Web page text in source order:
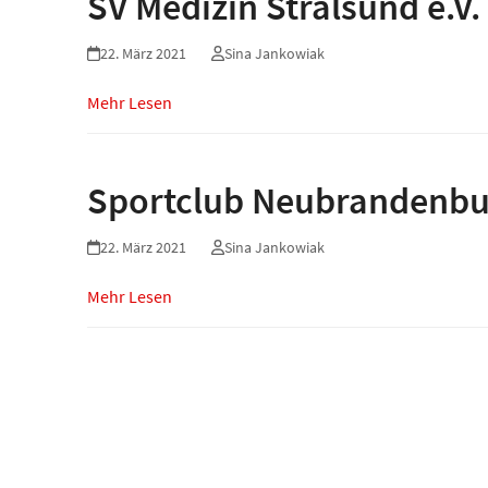
22. März 2021 Sina Jankowiak
Mehr Lesen
Sportclub
22. März 2021 Sina Jankowiak
Mehr Lesen